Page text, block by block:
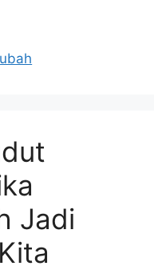
Jadi